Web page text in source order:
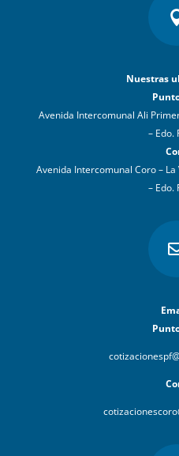
Nuestras
Avenida Intercomunal Ali
– Edo.
Avenida Intercomunal Coro –
– Edo.